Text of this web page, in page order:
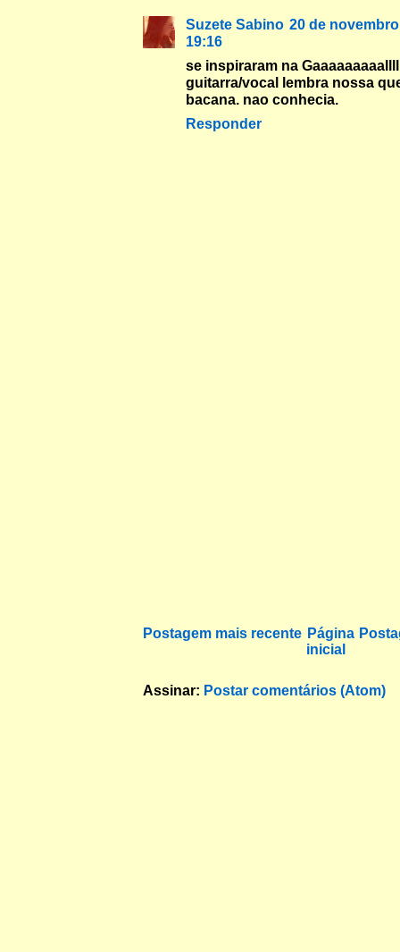
Suzete Sabino 20 de
19:16
se inspiraram na
guitarra/vocal lembra nossa
bacana. nao conhecia.
Responder
Postagem mais recente Página
inicial
Assinar: Postar comentários (Atom)